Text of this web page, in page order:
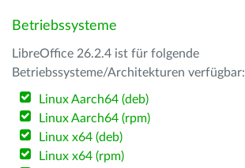
Betriebssysteme
LibreOffice 26.2.4 ist für folgende
Betriebssysteme/Architekturen verfügbar:
Linux Aarch64 (deb)
Linux Aarch64 (rpm)
Linux x64 (deb)
Linux x64 (rpm)